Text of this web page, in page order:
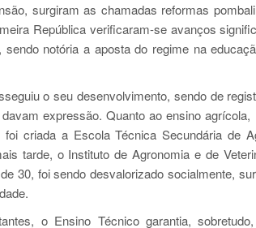
surgiram as chamadas reformas
República verificaram-se avanços
sendo notória a aposta do regime na
o seu desenvolvimento, sendo de
expressão. Quanto ao ensino
foi criada a Escola Técnica Secundária de
tarde, o Instituto de Agronomia e de
30, foi sendo desvalorizado socialmente,
o Ensino Técnico garantia,